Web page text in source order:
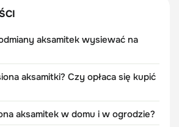
aksamitek wysiewać na
aksamitki? Czy opłaca się kupić
aksamitek w domu i w ogrodzie?